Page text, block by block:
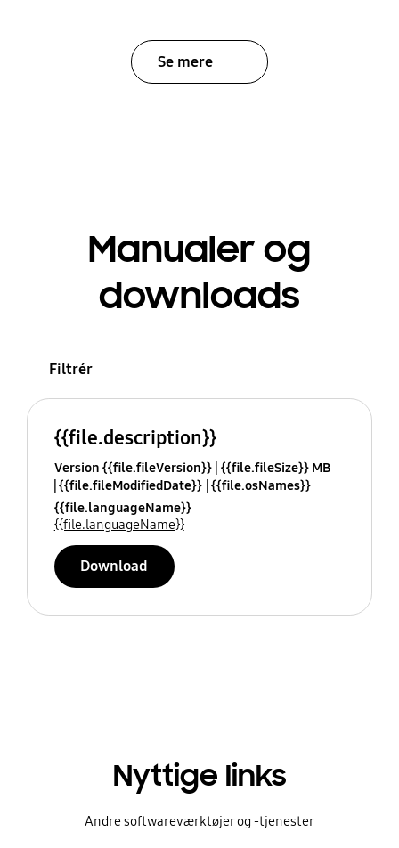
Se mere
Manualer og
downloads
Filtrér
{{file.description}}
Version {{file.fileVersion}} {{file.fileSize}} MB
{{file.fileModifiedDate}} {{file.osNames}}
{{file.languageName}}
{{file.languageName}}
Download
Nyttige links
Andre softwareværktøjer og -tjenester